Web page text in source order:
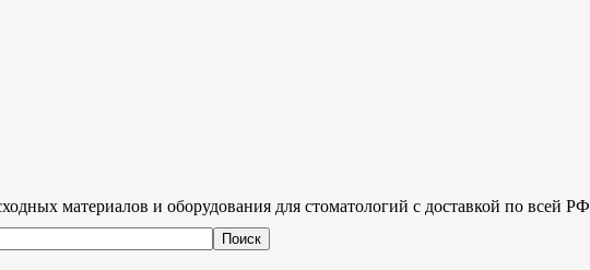
материалов и оборудования для стоматологий с доставкой по всей РФ